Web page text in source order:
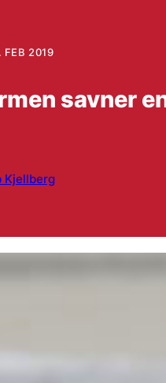
FEB 2019
savner
Kjellberg